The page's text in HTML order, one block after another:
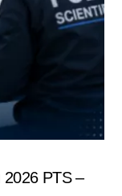
2026 PTS –